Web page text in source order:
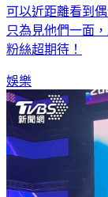
港，舉辦四個小
可以近距離看到
只為見他們一面
娛樂